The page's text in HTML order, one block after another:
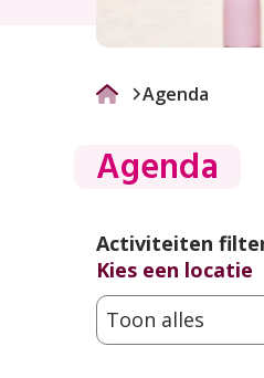
Agenda
Agenda
Activiteiten
Kies een locatie
Toon alles